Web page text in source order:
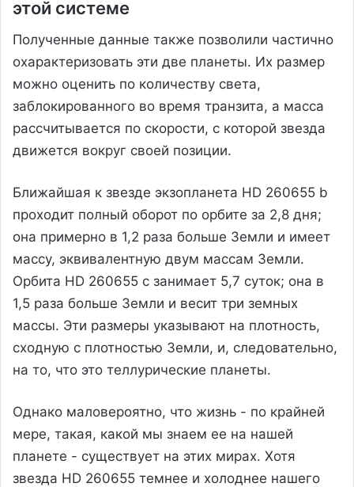
этой системе
Полученные данные также позволили частично
охарактеризовать эти две планеты. Их размер
можно оценить по количеству света,
заблокированного во время транзита, а масса
рассчитывается по скорости, с которой звезда
движется вокруг своей позиции.
Ближайшая к звезде экзопланета HD 260655 b
проходит полный оборот по орбите за 2,8 дня;
она примерно в 1,2 раза больше Земли и имеет
массу, эквивалентную двум массам Земли.
Орбита HD 260655 c занимает 5,7 суток; она в
1,5 раза больше Земли и весит три земных
массы. Эти размеры указывают на плотность,
сходную с плотностью Земли, и, следовательно,
на то, что это теллурические планеты.
Однако маловероятно, что жизнь - по крайней
мере, такая, какой мы знаем ее на нашей
планете - существует на этих мирах. Хотя
звезда HD 260655 темнее и холоднее нашего